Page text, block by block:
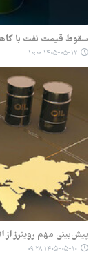
سقوط قیمت نفت با
۱۴۰۵-۰۵-۱۲ ۱۰:۰۰
پیش‌بینی مهم رویترز
۱۴۰۵-۰۵-۱۰ ۰۹:۲۸